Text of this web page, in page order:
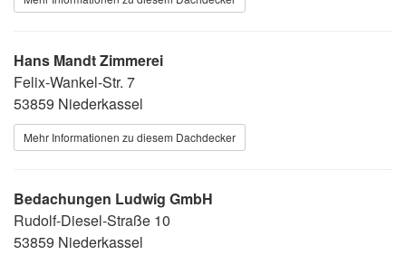
Hans Mandt Zimmerei
Felix-Wankel-Str. 7
53859 Niederkassel
Mehr Informationen zu diesem Dachdecker
Bedachungen Ludwig GmbH
Rudolf-Diesel-Straße 10
53859 Niederkassel